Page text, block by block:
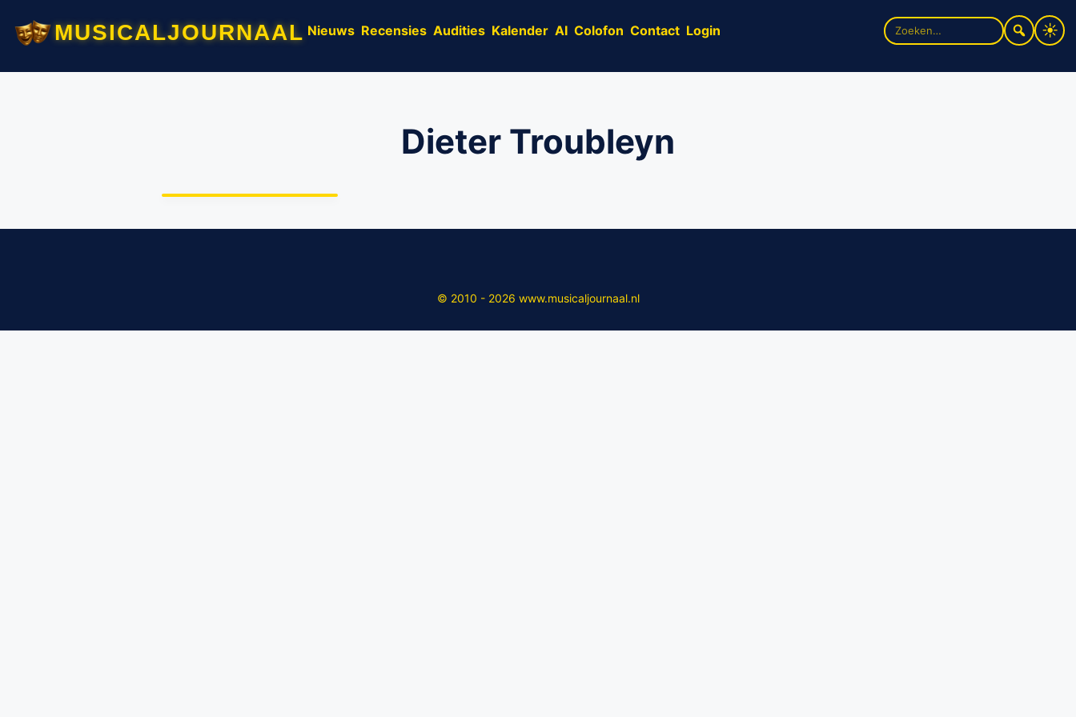
musicaljournaal Nieuws Recensies Audities Kalender AI Colofon Contact Login
Zoek
naar:
Dieter Troubleyn
© 2010 - 2026 www.musicaljournaal.nl